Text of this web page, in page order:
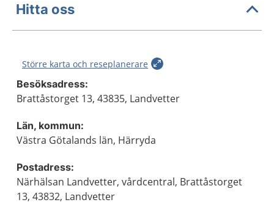
Hitta oss
Större karta och reseplanerare
Besöksadress:
Brattåstorget 13, 43835, Landvetter
Län, kommun:
Västra Götalands län, Härryda
Postadress:
Närhälsan Landvetter, vårdcentral, Brattåstorget
13, 43832, Landvetter